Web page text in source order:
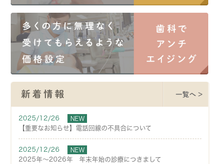
新着情報 一覧へ >
2025/12/26 NEW
【重要なお知らせ】電話回線の不具合について
2025/12/26 NEW
2025年～2026年 年末年始の診療につきまして